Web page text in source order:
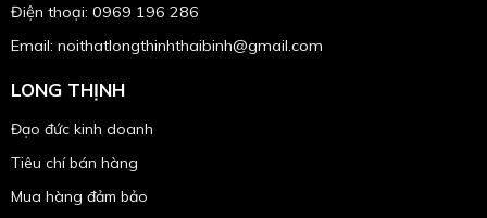
Điện thoại: 0969 196 286
Email: noithatlongthinhthaibinh@gmail.com
LONG THỊNH
Đạo đức kinh doanh
Tiêu chí bán hàng
Mua hàng đảm bảo